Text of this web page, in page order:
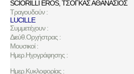
SCIORILLI EROS,ΤΣΟΓΚΑΣ ΑΘΑΝΑΣΙΟΣ
Τραγουδούν :
LUCILLE
Συμμετέχουν :
Διεύθ.Ορχήστρας :
Μουσικοί :
Ημερ.Ηχογράφησης :
Ημερ.Κυκλοφορίας :